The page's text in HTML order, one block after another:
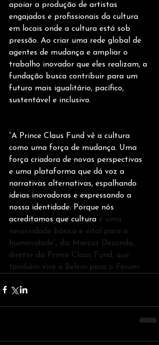
apoiar a produção de artistas
engajados e profissionais da cultura
em locais onde a cultura está sob
pressão. Ao criar uma rede global de
agentes de mudança e ampliar o
trabalho inovador que eles realizam, a
fundação busca contribuir para um
futuro mais igualitário, pacífico,
sustentável e inclusivo.
“A Prince Claus Fund vê a cultura
como uma força de mudança. Uma
força criadora de novas perspectivas
e uma plataforma que dá voz a
narrativas alternativas, espalhando
ideias inovadoras e expressando a
nossa identidade. Porque nós
acreditamos que cultura é uma
necessidade básica e vital para a
humanidade”, diz Marcus Desando,
diretor da Prince Claus Fund, que
também virá a Belém para o Fórum.